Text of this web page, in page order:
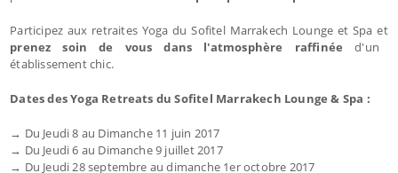
Participez aux retraites Yoga du Sofitel Marrakech Lounge et Spa et
prenez soin de vous dans l'atmosphère raffinée d'un
établissement chic.
Dates des Yoga Retreats du Sofitel Marrakech Lounge & Spa :
→ Du Jeudi 8 au Dimanche 11 juin 2017
→ Du Jeudi 6 au Dimanche 9 juillet 2017
→ Du Jeudi 28 septembre au dimanche 1er octobre 2017